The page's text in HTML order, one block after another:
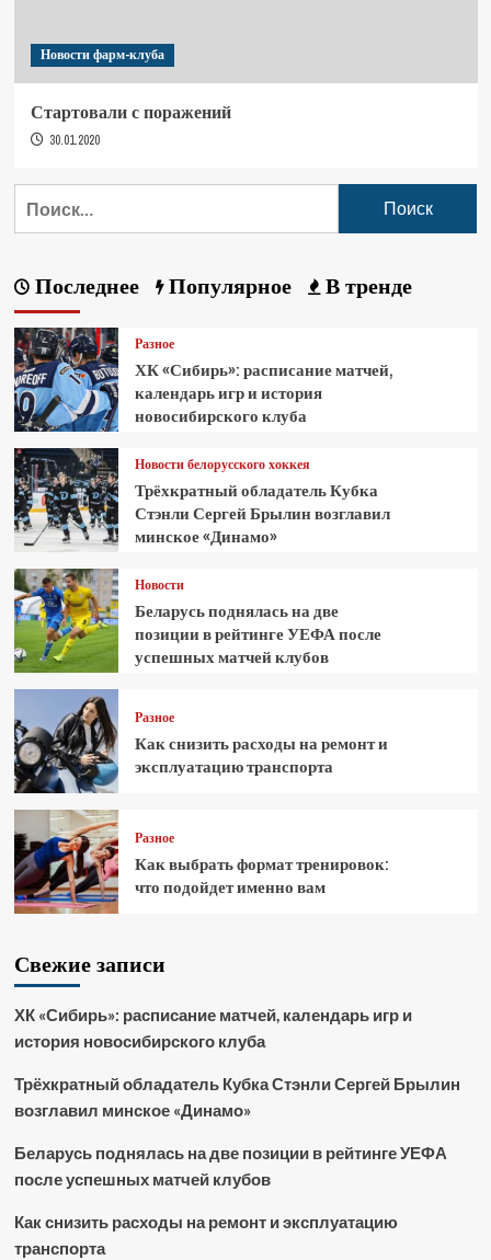
Новости фарм-клуба
Стартовали с поражений
30.01.2020
Последнее Популярное В тренде
Разное
ХК «Сибирь»: расписание матчей,
календарь игр и история
новосибирского клуба
Новости белорусского хоккея
Трёхкратный обладатель Кубка
Стэнли Сергей Брылин возглавил
минское «Динамо»
Новости
Беларусь поднялась на две
позиции в рейтинге УЕФА после
успешных матчей клубов
Разное
Как снизить расходы на ремонт и
эксплуатацию транспорта
Разное
Как выбрать формат тренировок:
что подойдет именно вам
Свежие записи
ХК «Сибирь»: расписание матчей, календарь игр и
история новосибирского клуба
Трёхкратный обладатель Кубка Стэнли Сергей Брылин
возглавил минское «Динамо»
Беларусь поднялась на две позиции в рейтинге УЕФА
после успешных матчей клубов
Как снизить расходы на ремонт и эксплуатацию
транспорта